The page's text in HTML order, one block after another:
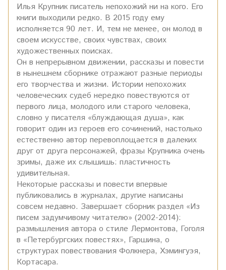
Илья Крупник писатель непохожий ни на кого. Его
книги выходили редко. В 2015 году ему
исполняется 90 лет. И, тем не менее, он молод в
своем искусстве, своих чувствах, своих
художественных поисках.
Он в непрерывном движении, рассказы и повести
в нынешнем сборнике отражают разные периоды
его творчества и жизни. Истории непохожих
человеческих судеб нередко повествуются от
первого лица, молодого или старого человека,
словно у писателя «блуждающая душа», как
говорит один из героев его сочинений, настолько
естественно автор перевоплощается в далеких
друг от друга персонажей, фразы Крупника очень
зримы, даже их слышишь: пластичность
удивительная.
Некоторые рассказы и повести впервые
публиковались в журналах, другие написаны
совсем недавно. Завершает сборник раздел «Из
писем задумчивому читателю» (2002-2014):
размышления автора о стиле Лермонтова, Гоголя
в «Петербургских повестях», Гаршина, о
структурах повествования Фолкнера, Хэмингуэя,
Кортасара.